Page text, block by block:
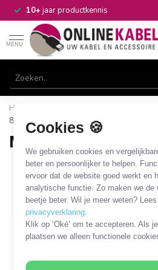
Cookies 🍪
We gebruiken cookies en
beter en persoonlijker te helpen.
ervoor dat de website goed werkt en
analytische functie. Zo maken we de
beetje beter. Wil je meer weten?
privacyverklaring
Klik op ‘Oké’ om te accepteren. Als
plaatsen we alleen functionele
10+jaar productkennis
MENU
Home
8-pins connectoren
Mini DIN 8-pins
2 PRODUCTEN
Filters